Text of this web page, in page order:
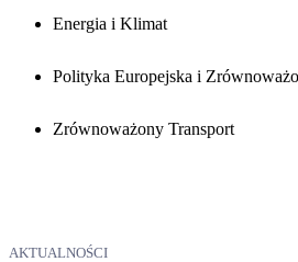
Energia i Klimat
Polityka Europejska i
Zrównoważony Transport
AKTUALNOŚCI